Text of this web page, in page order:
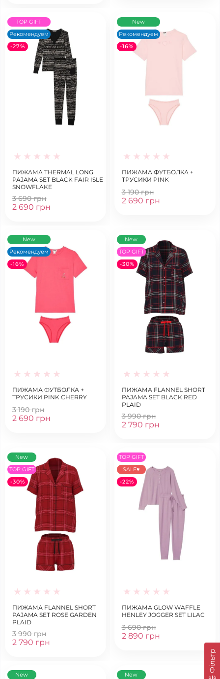
Фільтр
TOP GIFT
Рекомендуем
-27%
ПИЖАМА THERMAL LONG
PAJAMA SET BLACK FAIR ISLE
SNOWFLAKE
3 690 грн
2 690 грн
New
Рекомендуем
-16%
ПИЖАМА ФУТБОЛКА +
ТРУСИКИ PINK
3 190 грн
2 690 грн
New
Рекомендуем
-16%
ПИЖАМА ФУТБОЛКА +
ТРУСИКИ PINK CHERRY
3 190 грн
2 690 грн
New
TOP GIFT
-30%
ПИЖАМА FLANNEL SHORT
PAJAMA SET BLACK RED
PLAID
3 990 грн
2 790 грн
New
TOP GIFT
-30%
ПИЖАМА FLANNEL SHORT
PAJAMA SET ROSE GARDEN
PLAID
3 990 грн
2 790 грн
TOP GIFT
SALE♥
-22%
ПИЖАМА GLOW WAFFLE
HENLEY JOGGER SET LILAC
3 690 грн
2 890 грн
New
New